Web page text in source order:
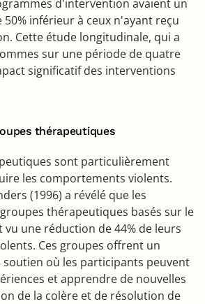
d'intervention avaient un
inférieur à ceux n'ayant reçu
Cette étude longitudinale, qui a
sur une période de quatre
significatif des interventions
thérapeutiques
sont particulièrement
les comportements violents.
(1996) a révélé que les
thérapeutiques basés sur le
une réduction de 44% de leurs
Ces groupes offrent un
où les participants peuvent
et apprendre de nouvelles
de la colère et de résolution de